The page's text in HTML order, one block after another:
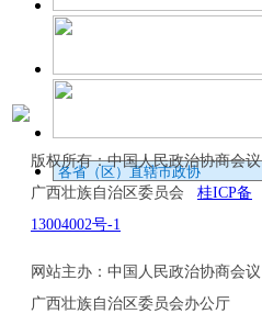
版权所有：中国人民政治协商会议
广西壮族自治区委员会 桂ICP备
13004002号-1
网站主办：中国人民政治协商会议
广西壮族自治区委员会办公厅